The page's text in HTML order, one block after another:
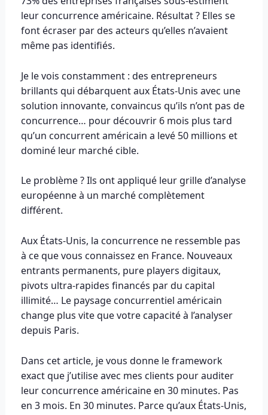
leur concurrence américaine. Résultat ? Elles se
font écraser par des acteurs qu’elles n’avaient
même pas identifiés.
Je le vois constamment : des entrepreneurs
brillants qui débarquent aux États-Unis avec une
solution innovante, convaincus qu’ils n’ont pas de
concurrence… pour découvrir 6 mois plus tard
qu’un concurrent américain a levé 50 millions et
dominé leur marché cible.
Le problème ? Ils ont appliqué leur grille d’analyse
européenne à un marché complètement
différent.
Aux États-Unis, la concurrence ne ressemble pas
à ce que vous connaissez en France. Nouveaux
entrants permanents, pure players digitaux,
pivots ultra-rapides financés par du capital
illimité… Le paysage concurrentiel américain
change plus vite que votre capacité à l’analyser
depuis Paris.
Dans cet article, je vous donne le framework
exact que j’utilise avec mes clients pour auditer
leur concurrence américaine en 30 minutes. Pas
en 3 mois. En 30 minutes. Parce qu’aux États-Unis,